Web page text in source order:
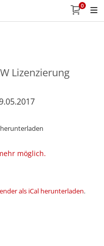
0
Lizenzierung
möglich.
als iCal herunterladen.